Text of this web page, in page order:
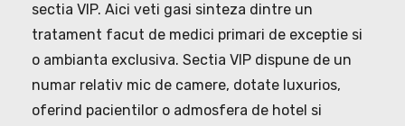
sectia VIP. Aici veti gasi sinteza dintre un
tratament facut de medici primari de exceptie si
o ambianta exclusiva. Sectia VIP dispune de un
numar relativ mic de camere, dotate luxurios,
oferind pacientilor o admosfera de hotel si